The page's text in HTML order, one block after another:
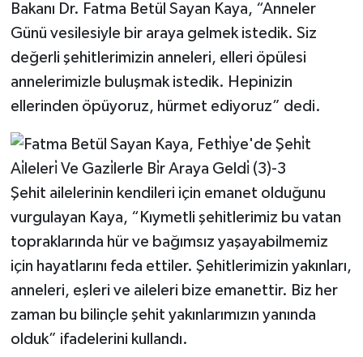
Bakanı Dr. Fatma Betül Sayan Kaya, “Anneler
Günü vesilesiyle bir araya gelmek istedik. Siz
değerli şehitlerimizin anneleri, elleri öpülesi
annelerimizle buluşmak istedik. Hepinizin
ellerinden öpüyoruz, hürmet ediyoruz” dedi.
Şehit ailelerinin kendileri için emanet olduğunu
vurgulayan Kaya, “Kıymetli şehitlerimiz bu vatan
topraklarında hür ve bağımsız yaşayabilmemiz
için hayatlarını feda ettiler. Şehitlerimizin yakınları,
anneleri, eşleri ve aileleri bize emanettir. Biz her
zaman bu bilinçle şehit yakınlarımızın yanında
olduk” ifadelerini kullandı.